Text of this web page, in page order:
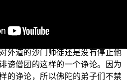
法以及赞叹随佛修行的比丘们。
途当中的一个园子里准备过夜。
外道的沙门师徒还是没有停止他
谤僧团的这样的一个诤论。因为
的诤论，所以佛陀的弟子们不禁